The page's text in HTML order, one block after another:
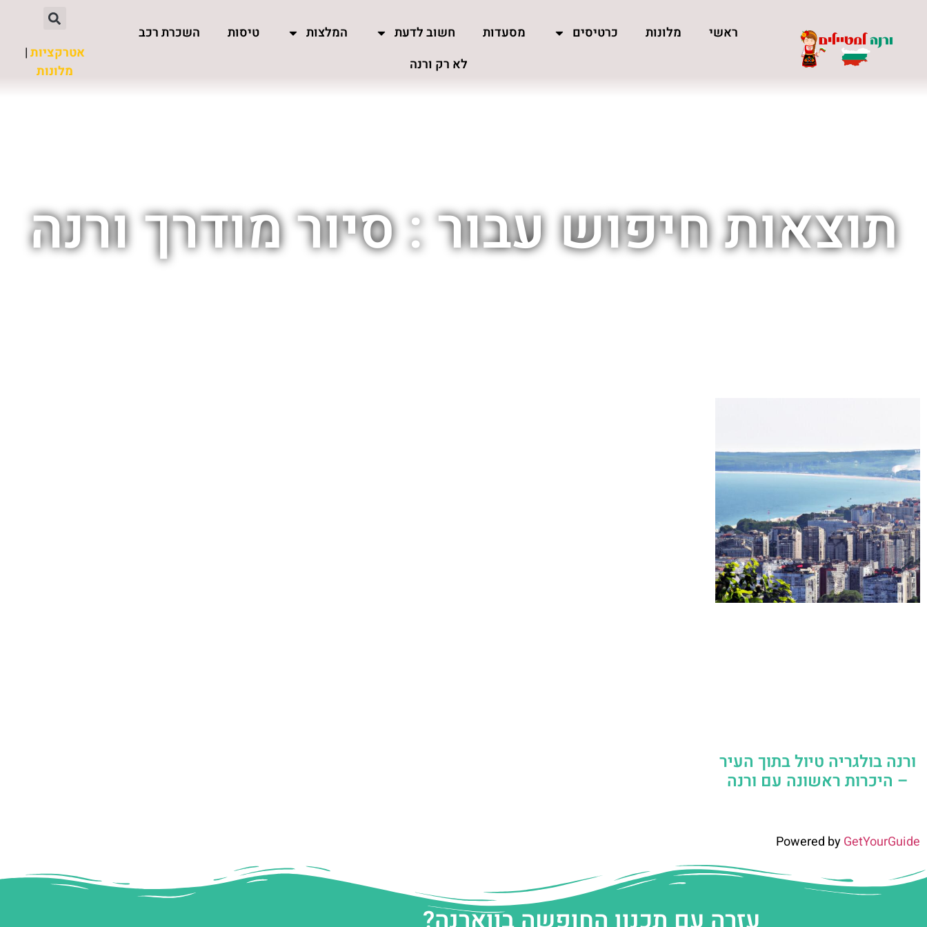
ראשי מלונות כרטיסים מסעדות חשוב לדעת המלצות טיסות
השכרת רכב
לא רק ורנה
אטרקציות|
מלונות
תוצאות חיפוש עבור : סיור מודרך ורנה
ורנה בולגריה טיול בתוך העיר
– היכרות ראשונה עם ורנה
Powered byGetYourGuide